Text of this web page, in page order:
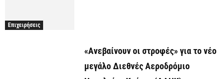
Επιχειρήσεις
«Ανεβαίνουν οι στροφές» για το νέο
μεγάλο Διεθνές Αεροδρόμιο